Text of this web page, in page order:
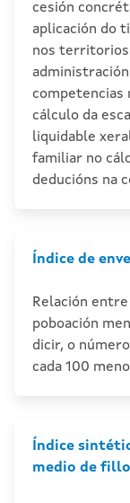
cesión
aplicación do
nos territorios
competencias
cálculo da
liquidable
familiar no
deducións na
Índice de
Relación
poboación
dicir, o
cada 100
Índice
medio de